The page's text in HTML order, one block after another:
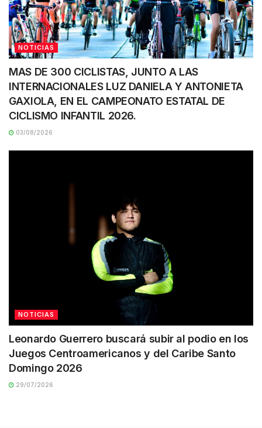
NOTICIAS
MAS DE 300 CICLISTAS, JUNTO A LAS
INTERNACIONALES LUZ DANIELA Y ANTONIETA
GAXIOLA, EN EL CAMPEONATO ESTATAL DE
CICLISMO INFANTIL 2026.
03/08/2026
NOTICIAS
Leonardo Guerrero buscará subir al podio en los
Juegos Centroamericanos y del Caribe Santo
Domingo 2026
29/07/2026